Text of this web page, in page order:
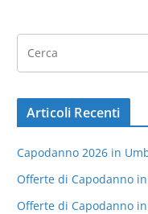
Articoli Recenti
Capodanno 2026 in
Offerte di Capodanno
Offerte di Capodanno